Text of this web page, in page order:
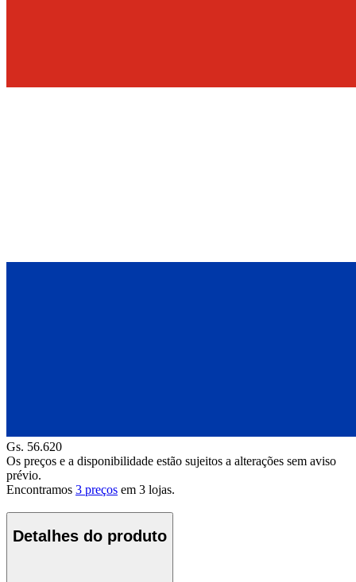
Gs. 56.620
Os preços e a disponibilidade estão sujeitos a alterações sem aviso
prévio.
Encontramos 3 preços em 3 lojas.
Detalhes do produto